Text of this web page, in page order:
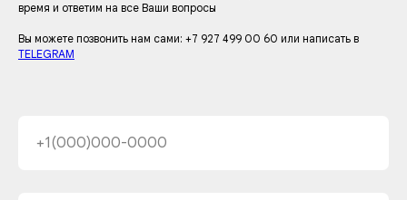
время и ответим на все Ваши вопросы
Вы можете позвонить нам сами: +7 927 499 00 60 или написать в
TELEGRAM